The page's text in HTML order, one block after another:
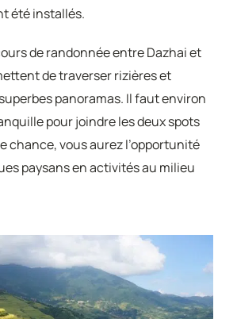
été installés.
de randonnée entre Dazhai et
de traverser rizières et
panoramas. Il faut environ
pour joindre les deux spots
chance, vous aurez l’opportunité
paysans en activités au milieu